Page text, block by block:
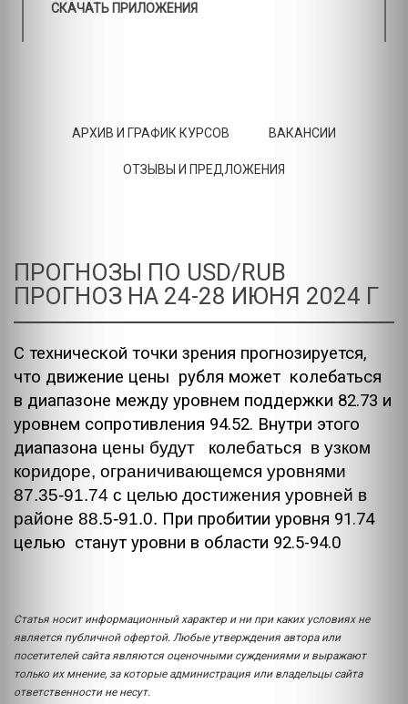
СКАЧАТЬ ПРИЛОЖЕНИЯ
АРХИВ И ГРАФИК КУРСОВ ВАКАНСИИ
ОТЗЫВЫ И ПРЕДЛОЖЕНИЯ
ПРОГНОЗЫ ПО USD/RUB
ПРОГНОЗ НА 24-28 ИЮНЯ 2024 Г
С технической точки зрения прогнозируется,
что движение цены рубля может колебаться
в диапазоне между уровнем поддержки 82.73 и
уровнем сопротивления 94.52. Внутри этого
диапазона цены будут колебаться в узком
коридоре, ограничивающемся уровнями
87.35-91.74 с целью достижения уровней в
районе 88.5-91.0. При пробитии уровня 91.74
целью станут уровни в области 92.5-94.0
Статья носит информационный характер и ни при каких условиях не
является публичной офертой. Любые утверждения автора или
посетителей сайта являются оценочными суждениями и выражают
только их мнение, за которые администрация или владельцы сайта
ответственности не несут.